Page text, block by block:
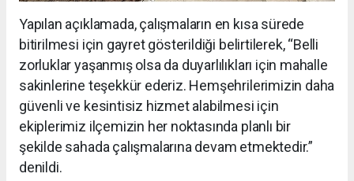
Yapılan açıklamada, çalışmaların en kısa sürede
bitirilmesi için gayret gösterildiği belirtilerek, “Belli
zorluklar yaşanmış olsa da duyarlılıkları için mahalle
sakinlerine teşekkür ederiz. Hemşehrilerimizin daha
güvenli ve kesintisiz hizmet alabilmesi için
ekiplerimiz ilçemizin her noktasında planlı bir
şekilde sahada çalışmalarına devam etmektedir.”
denildi.